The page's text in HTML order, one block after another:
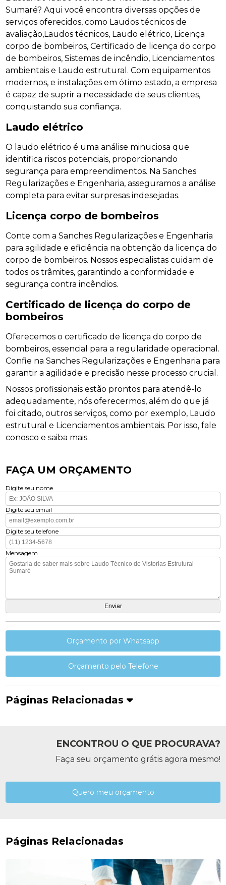
Sumaré? Aqui você encontra diversas opções de
serviços oferecidos, como Laudos técnicos de
avaliação,Laudos técnicos, Laudo elétrico, Licença
corpo de bombeiros, Certificado de licença do corpo
de bombeiros, Sistemas de incêndio, Licenciamentos
ambientais e Laudo estrutural. Com equipamentos
modernos, e instalações em ótimo estado, a empresa
é capaz de suprir a necessidade de seus clientes,
conquistando sua confiança.
Laudo elétrico
O laudo elétrico é uma análise minuciosa que
identifica riscos potenciais, proporcionando
segurança para empreendimentos. Na Sanches
Regularizações e Engenharia, asseguramos a análise
completa para evitar surpresas indesejadas.
Licença corpo de bombeiros
Conte com a Sanches Regularizações e Engenharia
para agilidade e eficiência na obtenção da licença do
corpo de bombeiros. Nossos especialistas cuidam de
todos os trâmites, garantindo a conformidade e
segurança contra incêndios.
Certificado de licença do corpo de
bombeiros
Oferecemos o certificado de licença do corpo de
bombeiros, essencial para a regularidade operacional.
Confie na Sanches Regularizações e Engenharia para
garantir a agilidade e precisão nesse processo crucial.
Nossos profissionais estão prontos para atendê-lo
adequadamente, nós oferecermos, além do que já
foi citado, outros serviços, como por exemplo, Laudo
estrutural e Licenciamentos ambientais. Por isso, fale
conosco e saiba mais.
FAÇA UM ORÇAMENTO
Digite seu nome
Digite seu email
Digite seu telefone
Mensagem
Orçamento por Whatsapp
Orçamento pelo Telefone
Páginas Relacionadas
ENCONTROU O QUE PROCURAVA?
Faça seu orçamento grátis agora mesmo!
Quero meu orçamento
Páginas Relacionadas